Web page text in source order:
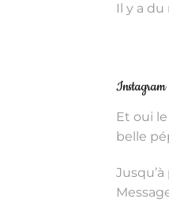
Il y a
Instagram
Et oui
belle